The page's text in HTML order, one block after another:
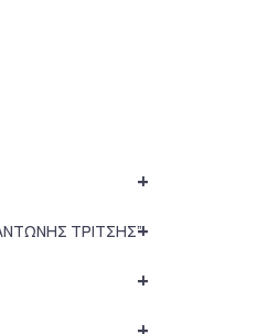
+
+
ΤΡΙΤΣΗΣ”
+